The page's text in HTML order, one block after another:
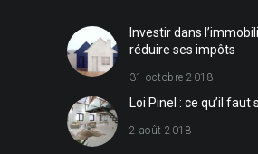
Investir dans
réduire ses impôts
31 octobre 2018
Loi Pinel : ce qu’il faut
2 août 2018